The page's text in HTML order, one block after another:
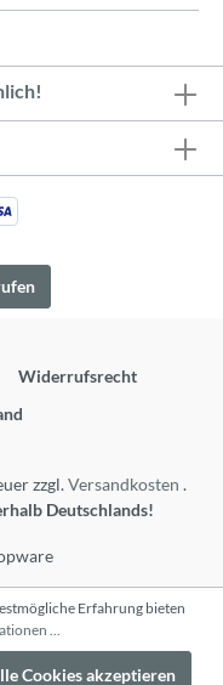
Widerrufsrecht
zzgl.Versandkosten .
Deutschlands!
Erfahrung bieten
...
Cookies akzeptieren